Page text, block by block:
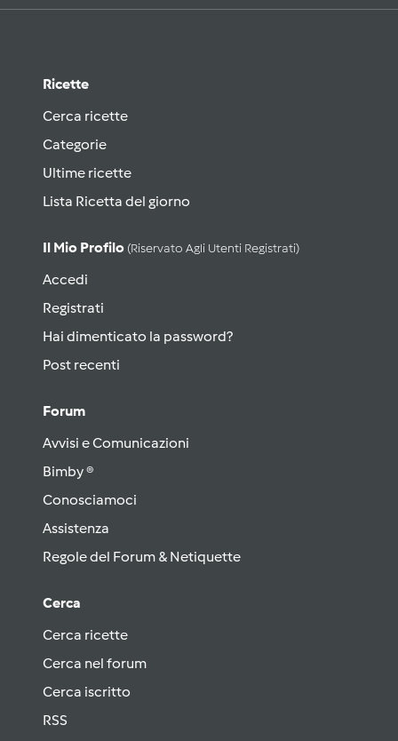
Ricette
Cerca ricette
Categorie
Ultime ricette
Lista Ricetta del giorno
Il Mio Profilo (riservato Agli Utenti Registrati)
Accedi
Registrati
Hai dimenticato la password?
Post recenti
Forum
Avvisi e Comunicazioni
Bimby ®
Conosciamoci
Assistenza
Regole del Forum & Netiquette
Cerca
Cerca ricette
Cerca nel forum
Cerca iscritto
RSS